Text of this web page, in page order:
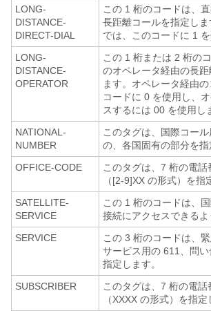
LONG-
DISTANCE-
DIRECT-DIAL
この 1 桁のコードは、
長距離コールを指定し
では、このコードに 1 を
LONG-
DISTANCE-
OPERATOR
この 1 桁または 2 桁の
のオペレータ経由の長
ます。オペレータ経由
コードに 0 を使用し、
スするには 00 を使用し
NATIONAL-
NUMBER
このタグは、国際コー
の、各国固有の部分を指
OFFICE-CODE
このタグは、7 桁の電
（[2-9]XX の形式）を指
SATELLITE-
SERVICE
この 1 桁のコードは、
接続にアクセスできるよ
SERVICE
この 3 桁のコードは、
サービス用の 611、問
指定します。
SUBSCRIBER
このタグは、7 桁の電
（XXXX の形式）を指定